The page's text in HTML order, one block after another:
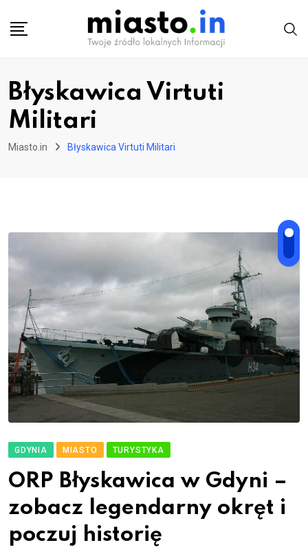
Błyskawica Virtuti
Militari
Miasto.in Błyskawica Virtuti Militari
GDYNIA MIASTO TURYSTYKA
ORP Błyskawica w Gdyni –
zobacz legendarny okręt i
poczuj historię